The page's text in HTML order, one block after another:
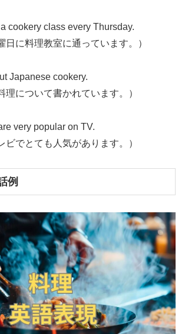
cookery class every Thursday.
日に料理教室に通っています。）
Japanese cookery.
理について書かれています。）
very popular on TV.
ビでとても人気があります。）
例